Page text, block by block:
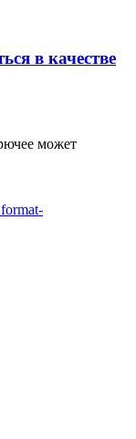
в качестве
может